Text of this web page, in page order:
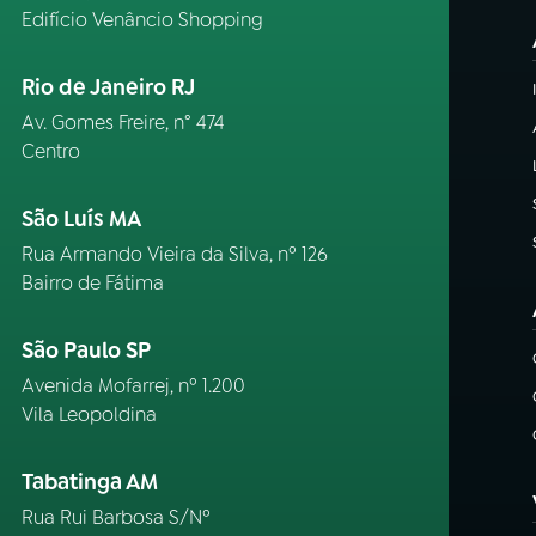
Edifício Venâncio Shopping
Rio de Janeiro RJ
Av. Gomes Freire, n° 474
Centro
São Luís MA
Rua Armando Vieira da Silva, nº 126
Bairro de Fátima
São Paulo SP
Avenida Mofarrej, nº 1.200
Vila Leopoldina
Tabatinga AM
Rua Rui Barbosa S/Nº